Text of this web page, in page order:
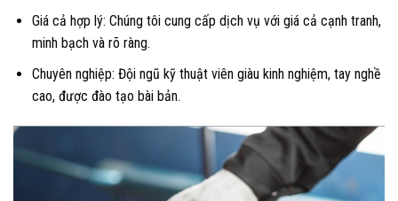
Giá cả hợp lý: Chúng tôi cung cấp dịch vụ với giá cả cạnh tranh,
minh bạch và rõ ràng.
Chuyên nghiệp: Đội ngũ kỹ thuật viên giàu kinh nghiệm, tay nghề
cao, được đào tạo bài bản.